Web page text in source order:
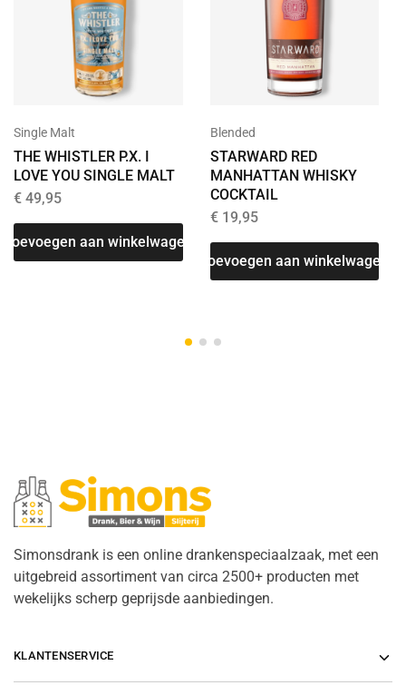
Single Malt
THE WHISTLER P.X. I
LOVE YOU SINGLE MALT
€ 49,95
Toevoegen aan winkelwagen
Blended
STARWARD RED
MANHATTAN WHISKY
COCKTAIL
€19,95
Toevoegen aan winkelwagen
Simonsdrank is een online drankenspeciaalzaak, met een
uitgebreid assortiment van circa 2500+ producten met
wekelijks scherp geprijsde aanbiedingen.
KLANTENSERVICE